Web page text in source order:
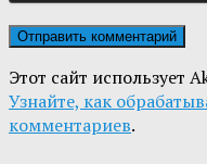
Этот сайт использует
Узнайте, как
комментариев.